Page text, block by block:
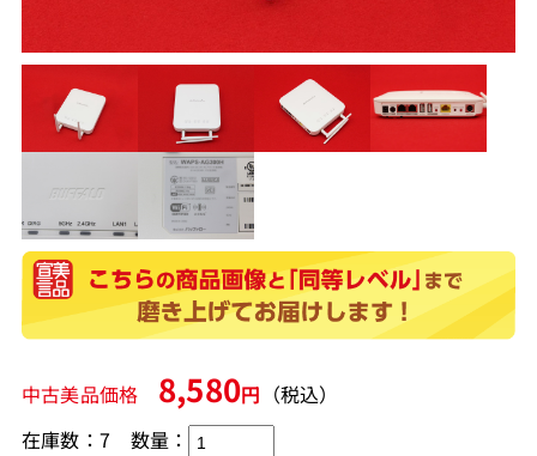
中古美品価格 8,580円 （税込）
在庫数：7 数量：